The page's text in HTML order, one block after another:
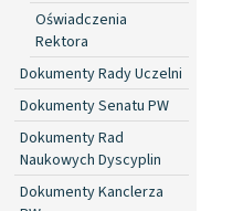
Oświadczenia
Rektora
Dokumenty Rady Uczelni
Dokumenty Senatu PW
Dokumenty Rad
Naukowych Dyscyplin
Dokumenty Kanclerza